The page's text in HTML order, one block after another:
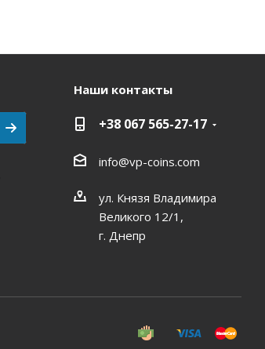
Наши контакты
+38 067 565-27-17
info@vp-coins.com
ул. Князя Владимира
Великого 12/1,
г. Днепр